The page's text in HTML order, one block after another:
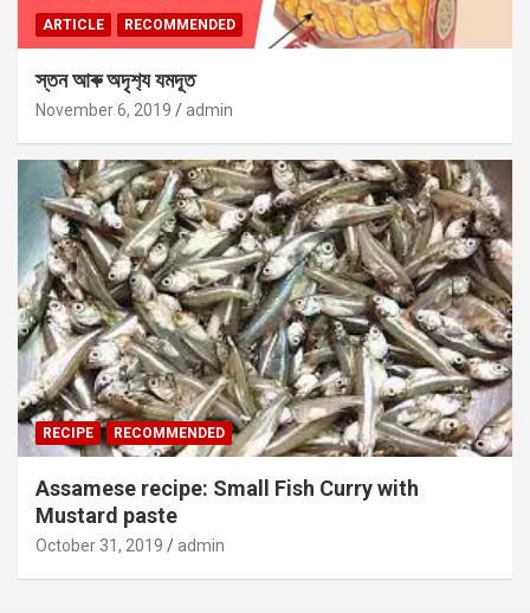
ARTICLE RECOMMENDED
স্তন আৰু অদৃশ‍্য যমদূত
November 6, 2019 admin
RECIPE RECOMMENDED
Assamese recipe: Small Fish Curry with
Mustard paste
October 31, 2019 admin